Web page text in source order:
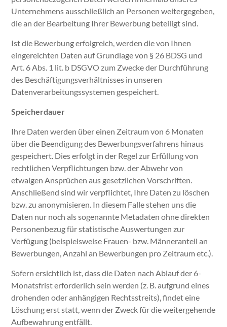
Unternehmens ausschließlich an Personen weitergegeben,
die an der Bearbeitung Ihrer Bewerbung beteiligt sind.
Ist die Bewerbung erfolgreich, werden die von Ihnen
eingereichten Daten auf Grundlage von § 26 BDSG und
Art. 6 Abs. 1 lit. b DSGVO zum Zwecke der Durchführung
des Beschäftigungsverhältnisses in unseren
Datenverarbeitungssystemen gespeichert.
Speicherdauer
Ihre Daten werden über einen Zeitraum von 6 Monaten
über die Beendigung des Bewerbungsverfahrens hinaus
gespeichert. Dies erfolgt in der Regel zur Erfüllung von
rechtlichen Verpflichtungen bzw. der Abwehr von
etwaigen Ansprüchen aus gesetzlichen Vorschriften.
Anschließend sind wir verpflichtet, Ihre Daten zu löschen
bzw. zu anonymisieren. In diesem Falle stehen uns die
Daten nur noch als sogenannte Metadaten ohne direkten
Personenbezug für statistische Auswertungen zur
Verfügung (beispielsweise Frauen- bzw. Männeranteil an
Bewerbungen, Anzahl an Bewerbungen pro Zeitraum etc.).
Sofern ersichtlich ist, dass die Daten nach Ablauf der 6-
Monatsfrist erforderlich sein werden (z. B. aufgrund eines
drohenden oder anhängigen Rechtsstreits), findet eine
Löschung erst statt, wenn der Zweck für die weitergehende
Aufbewahrung entfällt.